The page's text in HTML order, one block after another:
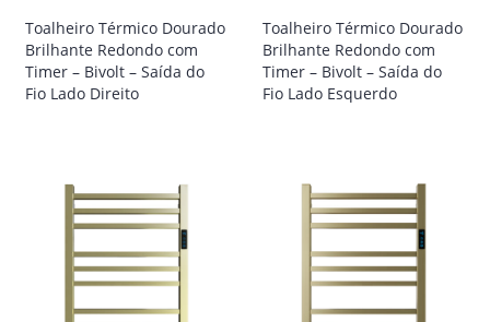
Toalheiro Térmico Dourado
Brilhante Redondo com
Timer – Bivolt – Saída do
Fio Lado Direito
Toalheiro Térmico Dourado
Brilhante Redondo com
Timer – Bivolt – Saída do
Fio Lado Esquerdo